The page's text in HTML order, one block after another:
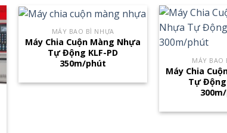
MÁY BAO BÌ NHỰA
Máy Chia Cuộn Màng Nhựa
Tự Động KLF-PD
350m/phút
MÁY BAO
Máy Chia
Tự Động